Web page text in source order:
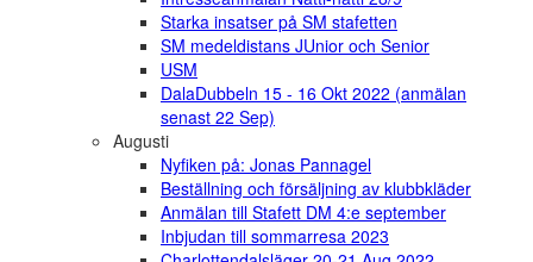
Starka insatser på SM stafetten
SM medeldistans JUnior och Senior
USM
DalaDubbeln 15 - 16 Okt 2022 (anmälan
senast 22 Sep)
Augusti
Nyfiken på: Jonas Pannagel
Beställning och försäljning av klubbkläder
Anmälan till Stafett DM 4:e september
Inbjudan till sommarresa 2023